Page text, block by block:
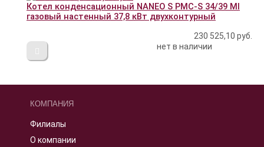
Котел конденсационный NANEO S PMC-S 34/39 MI
газовый настенный 37,8 кВт двухконтурный
230 525,10 руб.
нет в наличии
КОМПАНИЯ
Филиалы
О компании